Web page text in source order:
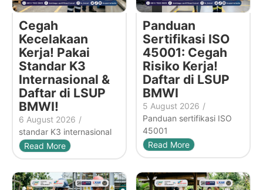
Cegah
Kecelakaan
Kerja! Pakai
Standar K3
Internasional &
Daftar di LSUP
BMWI!
6 August 2026 /
standar K3 internasional
Read More
Panduan
Sertifikasi ISO
45001: Cegah
Risiko Kerja!
Daftar di LSUP
BMWI
5 August 2026 /
Panduan sertifikasi ISO
45001
Read More